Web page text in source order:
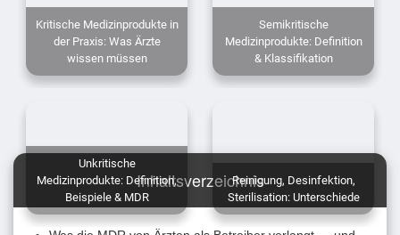
Kritische Medizinprodukte in
der Praxis: Was Ärzte
wissen müssen
Semikritische
Medizinprodukte: Definition
& Klassifikation
Unkritische
Medizinprodukte: Definition,
Beispiele & MDR
Reinigung, Desinfektion,
Sterilisation: Unterschiede
Inhaltsverzeichnis